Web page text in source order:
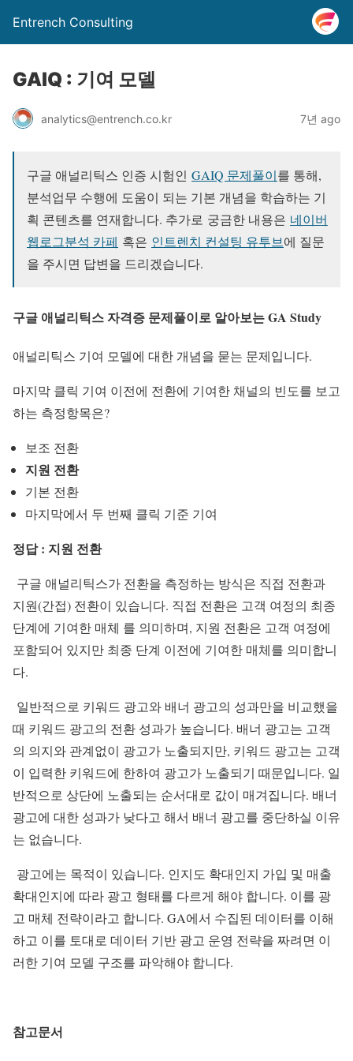
Entrench Consulting
GAIQ : 기여 모델
analytics@entrench.co.kr 7년 ago
구글 애널리틱스 인증 시험인 GAIQ 문제풀이를 통해,
분석업무 수행에 도움이 되는 기본 개념을 학습하는 기
획 콘텐츠를 연재합니다. 추가로 궁금한 내용은 네이버
웹로그분석 카페 혹은 인트렌치 컨설팅 유투브에 질문
을 주시면 답변을 드리겠습니다.
구글 애널리틱스 자격증 문제풀이로 알아보는 GA Study
애널리틱스 기여 모델에 대한 개념을 묻는 문제입니다.
마지막 클릭 기여 이전에 전환에 기여한 채널의 빈도를 보고
하는 측정항목은?
보조 전환
지원 전환
기본 전환
마지막에서 두 번째 클릭 기준 기여
정답 : 지원 전환
구글 애널리틱스가 전환을 측정하는 방식은 직접 전환과
지원(간접) 전환이 있습니다. 직접 전환은 고객 여정의 최종
단계에 기여한 매체 를 의미하며, 지원 전환은 고객 여정에
포함되어 있지만 최종 단계 이전에 기여한 매체를 의미합니
다.
일반적으로 키워드 광고와 배너 광고의 성과만을 비교했을
때 키워드 광고의 전환 성과가 높습니다. 배너 광고는 고객
의 의지와 관계없이 광고가 노출되지만, 키워드 광고는 고객
이 입력한 키워드에 한하여 광고가 노출되기 때문입니다. 일
반적으로 상단에 노출되는 순서대로 값이 매겨집니다. 배너
광고에 대한 성과가 낮다고 해서 배너 광고를 중단하실 이유
는 없습니다.
광고에는 목적이 있습니다. 인지도 확대인지 가입 및 매출
확대인지에 따라 광고 형태를 다르게 해야 합니다. 이를 광
고 매체 전략이라고 합니다. GA에서 수집된 데이터를 이해
하고 이를 토대로 데이터 기반 광고 운영 전략을 짜려면 이
러한 기여 모델 구조를 파악해야 합니다.
참고문서